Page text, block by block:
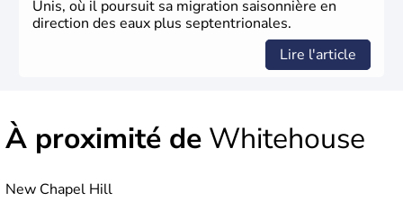
Unis, où il poursuit sa migration saisonnière en
direction des eaux plus septentrionales.
Lire l'article
À proximité de Whitehouse
New Chapel Hill